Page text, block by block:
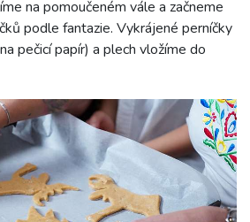
na pomoučeném vále a začneme
podle fantazie. Vykrájené perníčky
pečicí papír) a plech vložíme do